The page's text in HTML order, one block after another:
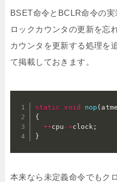
BSET命令とBCLR命令の
ロックカウンタの更新を忘
カウンタを更新する処理を
て掲載しておきます。
static void nop (
{
++cpu ->clock ;
}
本来なら未定義命令でもク